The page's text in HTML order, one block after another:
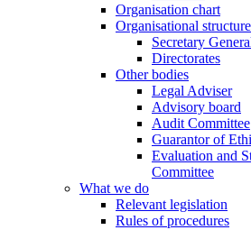
Organisation chart
Organisational structure
Secretary
Directorates
Other bodies
Legal Adviser
Advisory board
Audit Committee
Guarantor of
Evaluation and
Committee
What we do
Relevant legislation
Rules of procedures